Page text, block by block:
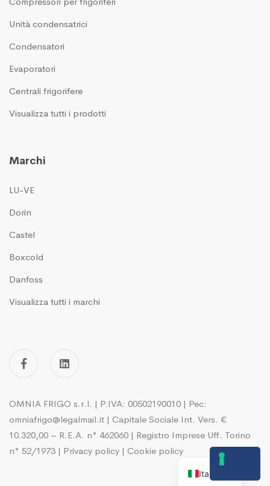
Unità condensatrici
Condensatori
Evaporatori
Centrali frigorifere
Visualizza tutti i prodotti
Marchi
LU-VE
Dorin
Castel
Boxcold
Danfoss
Visualizza tutti i marchi
OMNIA FRIGO s.r.l. | P.IVA: 00502190010 | Pec:
omniafrigo@legalmail.it | Capitale Sociale Int. Vers. €
10.320,00 – R.E.A. n° 462060 | Registro Imprese Uff. Torino
n° 52/1973 | Privacy policy | Cookie policy
Italian
English